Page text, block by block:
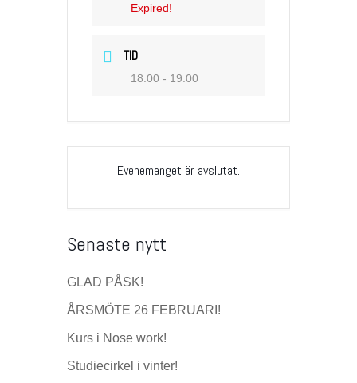
Expired!
TID
18:00 - 19:00
Evenemanget är avslutat.
Senaste nytt
GLAD PÅSK!
ÅRSMÖTE 26 FEBRUARI!
Kurs i Nose work!
Studiecirkel i vinter!